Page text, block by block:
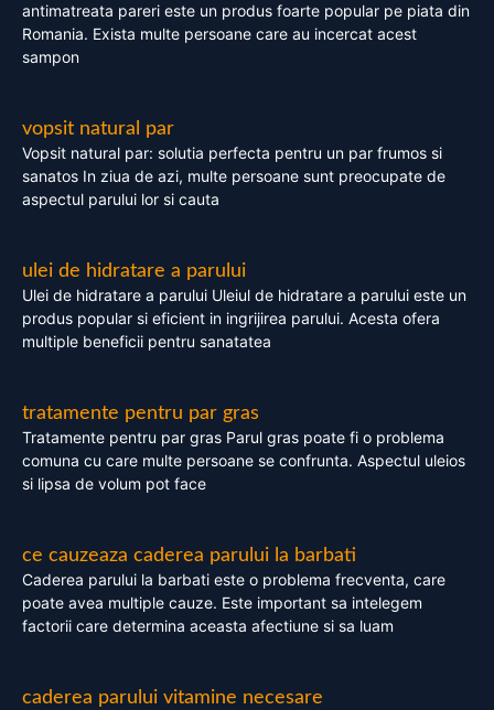
antimatreata pareri este un produs foarte popular pe piata din
Romania. Exista multe persoane care au incercat acest
sampon
vopsit natural par
Vopsit natural par: solutia perfecta pentru un par frumos si
sanatos In ziua de azi, multe persoane sunt preocupate de
aspectul parului lor si cauta
ulei de hidratare a parului
Ulei de hidratare a parului Uleiul de hidratare a parului este un
produs popular si eficient in ingrijirea parului. Acesta ofera
multiple beneficii pentru sanatatea
tratamente pentru par gras
Tratamente pentru par gras Parul gras poate fi o problema
comuna cu care multe persoane se confrunta. Aspectul uleios
si lipsa de volum pot face
ce cauzeaza caderea parului la barbati
Caderea parului la barbati este o problema frecventa, care
poate avea multiple cauze. Este important sa intelegem
factorii care determina aceasta afectiune si sa luam
caderea parului vitamine necesare